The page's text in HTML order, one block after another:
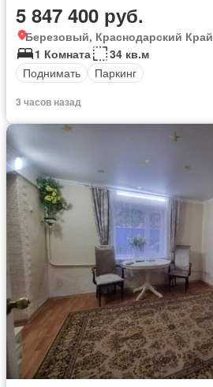
5 847 400 руб.
Березовый, Краснодарский Край
1 Комната
34 кв.м
Поднимать
Паркинг
3 часов назад